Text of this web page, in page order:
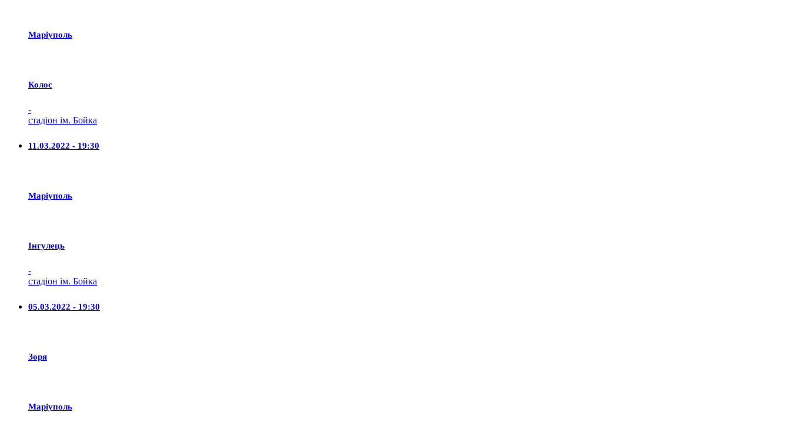
Маріуполь
Колос
-
стадіон ім. Бойка
11.03.2022 - 19:30
Маріуполь
Iнгулець
-
стадіон ім. Бойка
05.03.2022 - 19:30
Зоря
Маріуполь